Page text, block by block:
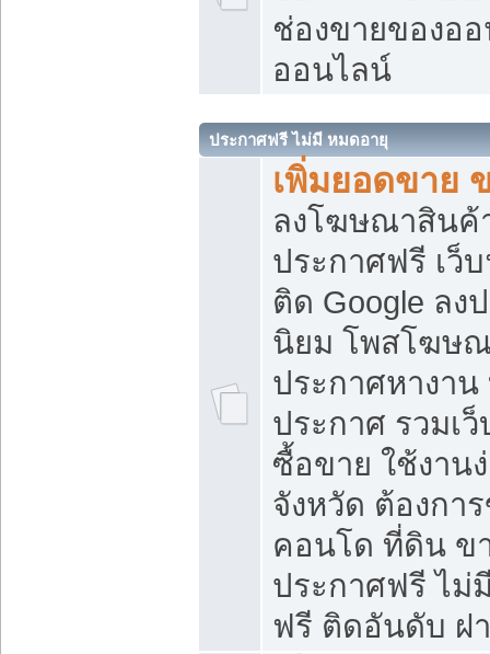
ช่องขายของอ
ออนไลน์
ประกาศฟรี ไม่มี หมดอายุ
เพิ่มยอดขาย
ลงโฆษณาสิน
ประกาศฟรี เว็
ติด Google ลง
นิยม โพสโฆษ
ประกาศหางาน
ประกาศ รวมเ
ซื้อขาย ใช้งาน
จังหวัด ต้องกา
คอนโด ที่ดิน ข
ประกาศฟรี ไม่
ฟรี ติดอันดับ ฝ